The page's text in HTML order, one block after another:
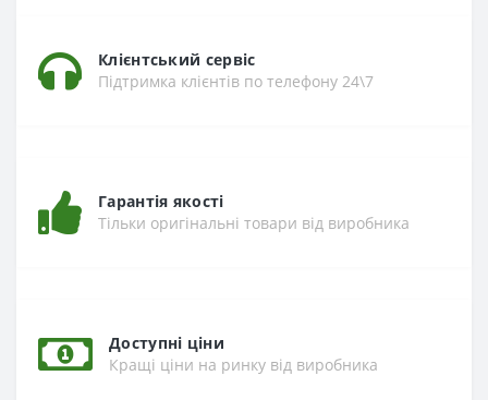
Клієнтський сервіс
Підтримка клієнтів по телефону 24\7
Гарантія якості
Тільки оригінальні товари від виробника
Доступні ціни
Кращі ціни на ринку від виробника